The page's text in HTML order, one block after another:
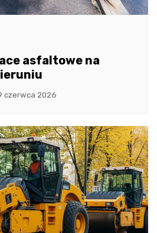
asfaltowe na
czerwca 2026